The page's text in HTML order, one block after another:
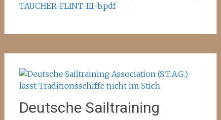
TAUCHER-FLINT-III-b.pdf
Deutsche Sailtraining